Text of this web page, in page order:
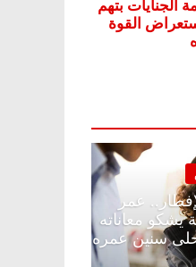
الرئيسية مصر
مقعد شاغر على مائدة
محمد علي طالب الهندسة
من الأمراض.. ووالدته: أحلى
بتضيع في السجن